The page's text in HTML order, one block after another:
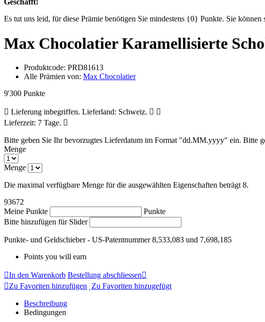
Geschafft!
Es tut uns leid, für diese Prämie benötigen Sie mindestens {0} Punkte. Sie
Max Chocolatier Karamellisierte
Produktcode: PRD81613
Alle Prämien von: Max Chocolatier
9'300 Punkte
Lieferung inbegriffen. Lieferland: Schweiz.
Lieferzeit: 7 Tage.
Bitte geben Sie Ihr bevorzugtes Lieferdatum im Format "dd.MM.yyyy" ein. Bitte
Menge
Menge
Die maximal verfügbare Menge für die ausgewählten Eigenschaften beträgt 8.
93672
Meine Punkte
Punkte
Bitte hinzufügen für Slider
Punkte- und Geldschieber - US-Patentnummer 8,533,083 und 7,698,185
Points you will earn
In den Warenkorb Bestellung abschliessen
Zu Favoriten hinzufügen
Zu Favoriten hinzugefügt
Beschreibung
Bedingungen